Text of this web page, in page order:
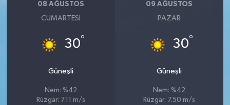
08 AĞUSTOS
CUMARTESI
30°
Güneşli
Nem: %42
Rüzgar: 7.11 m/s
09 AĞUSTOS
PAZAR
30°
Güneşli
Nem: %42
Rüzgar: 7.50 m/s